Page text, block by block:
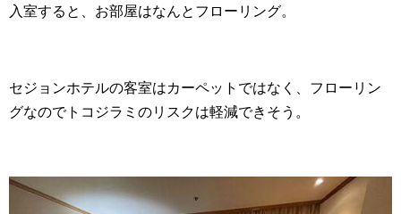
入室すると、お部屋はなんとフローリング。
セジョンホテルの客室はカーペットではなく、フローリン
グなのでトコジラミのリスクは軽減できそう。